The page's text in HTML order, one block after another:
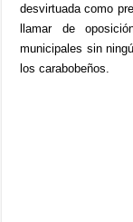
desvirtuada como
llamar de
municipales sin
los carabobeños.